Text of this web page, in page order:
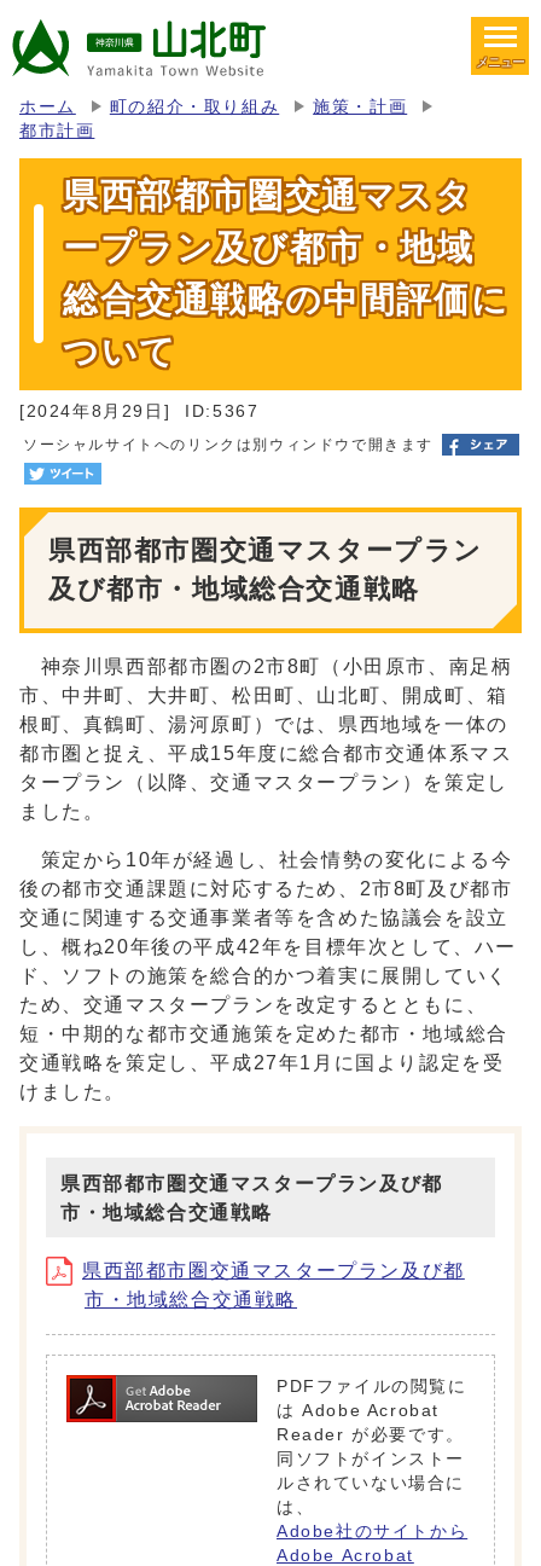
メニュー
ホーム 町の紹介・取り組み
施策・計画
都市計画
県西部都市圏交通マスタ
ープラン及び都市・地域
総合交通戦略の中間評価に
ついて
[2024年8月29日] ID:5367
ソーシャルサイトへのリンクは別ウィンドウで開きます
県西部都市圏交通マスタープラン
及び都市・地域総合交通戦略
神奈川県西部都市圏の2市8町（小田原市、南足柄
市、中井町、大井町、松田町、山北町、開成町、箱
根町、真鶴町、湯河原町）では、県西地域を一体の
都市圏と捉え、平成15年度に総合都市交通体系マス
タープラン（以降、交通マスタープラン）を策定し
ました。
策定から10年が経過し、社会情勢の変化による今
後の都市交通課題に対応するため、2市8町及び都市
交通に関連する交通事業者等を含めた協議会を設立
し、概ね20年後の平成42年を目標年次として、ハー
ド、ソフトの施策を総合的かつ着実に展開していく
ため、交通マスタープランを改定するとともに、
短・中期的な都市交通施策を定めた都市・地域総合
交通戦略を策定し、平成27年1月に国より認定を受
けました。
県西部都市圏交通マスタープラン及び都
市・地域総合交通戦略
県西部都市圏交通マスタープラン及び都
市・地域総合交通戦略
PDFファイルの閲覧に
は Adobe Acrobat
Reader が必要です。
同ソフトがインストー
ルされていない場合に
は、
Adobe社のサイトから
Adobe Acrobat